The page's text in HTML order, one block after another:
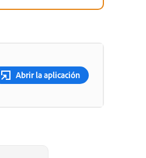
Abrir la aplicación